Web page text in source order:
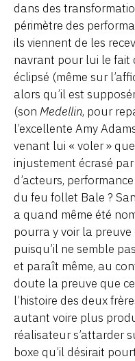
dans des
périmètre des
ils viennent de les
navrant pour lui le fait
éclipsé (même sur
alors qu’il est
(son Medellin, pour
l’excellente Amy
venant lui « voler »
injustement écrasé
d’acteurs,
du feu follet Bale ?
a quand même été
pourra y voir la preuve
puisqu’il ne semble
et paraît même, au
doute la preuve que
l’histoire des deux
autant voire plus
réalisateur s’attarder
boxe qu’il désirait